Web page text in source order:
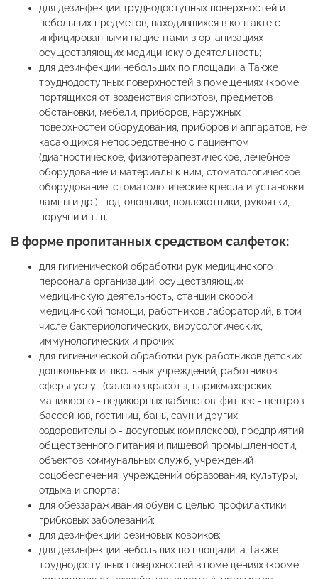
для дезинфекции труднодоступных поверхностей и
небольших предметов, находившихся в контакте с
инфицированными пациентами в организациях
осуществляющих медицинскую деятельность;
для дезинфекции небольших по площади, а Также
труднодоступных поверхностей в помещениях (кроме
портящихся от воздействия спиртов), предметов
обстановки, мебели, приборов, наружных
поверхностей оборудования, приборов и аппаратов, не
касающихся непосредственно с пациентом
(диагностическое, физиотерапевтическое, лечебное
оборудование и материалы к ним, стоматологическое
оборудование, стоматологические кресла и установки,
лампы и др.), подголовники, подлокотники, рукоятки,
поручни и т. п.;
В форме пропитанных средством салфеток:
для гигиенической обработки рук медицинского
персонала организаций, осуществляющих
медицинскую деятельность, станций скорой
медицинской помощи, работников лабораторий, в том
числе бактериологических, вирусологических,
иммунологических и прочих;
для гигиенической обработки рук работников детских
дошкольных и школьных учреждений, работников
сферы услуг (салонов красоты, парикмахерских,
маникюрно - педикюрных кабинетов, фитнес - центров,
бассейнов, гостиниц, бань, саун и других
оздоровительно - досуговых комплексов), предприятий
общественного питания и пищевой промышленности,
объектов коммунальных служб, учреждений
соцобеспечения, учреждений образования, культуры,
отдыха и спорта;
для обеззараживания обуви с целью профилактики
грибковых заболеваний;
для дезинфекции резиновых ковриков;
для дезинфекции небольших по площади, а Также
труднодоступных поверхностей в помещениях (кроме